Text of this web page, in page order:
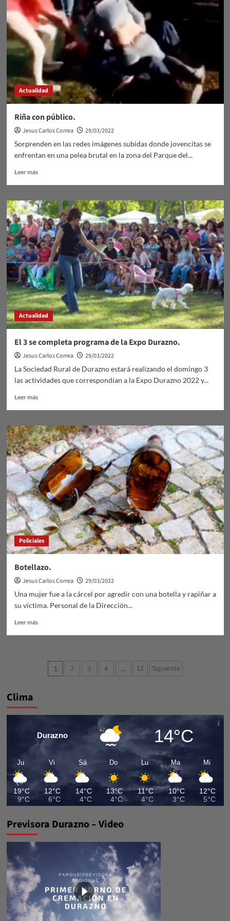
al
andar…
Actualidad
Riña con público.
Jesus Carlos Correa
29/03/2022
Sorprenden en las redes imágenes subidas donde jovencitas se
enfrentan en una pelea brutal en la zona del Parque del...
Leer másLeer
Riña
con
público.
Actualidad
El 3 se completa programa de la Expo Durazno.
Jesus Carlos Correa
29/03/2022
La Sociedad Rural de Durazno estará realizando el domingo 3
las actividades que correspondían a la Expo Durazno 2022 y...
Leer másLeer
El
3
se
completa
programa
de
la
Expo
Durazno.
Policiales
Botellazo.
Jesus Carlos Correa
29/03/2022
Una mujer fue a la cárcel por agredir con una botella y rapiñar a
su víctima. Personal de la Dirección...
Leer másLeer
Paginación
1 2 3 4 … 12 Siguiente
Clima
Durazno 14°C
Ju
19°C
9°C
Vi
12°C
6°C
Sá
14°C
4°C
Do
13°C
4°C
Lu
11°C
4°C
Ma
10°C
3°C
Mi
12°C
5°C
Previsora Durazno – Video